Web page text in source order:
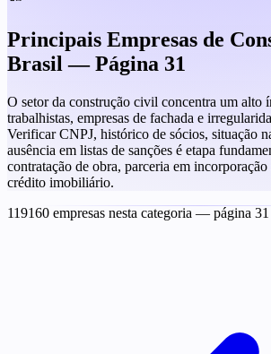
Principais Empresas de
Brasil — Página 31
O setor da construção civil concentra um alto
trabalhistas, empresas de fachada e
Verificar CNPJ, histórico de sócios, situação
ausência em listas de sanções é etapa
contratação de obra, parceria em incorporação
crédito imobiliário.
119160 empresas nesta categoria — página 31